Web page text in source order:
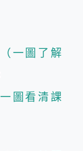
一圖了解
圖看清課